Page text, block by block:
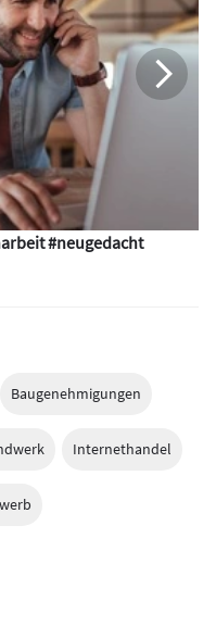
#neugedacht
Baugenehmigungen
Internethandel